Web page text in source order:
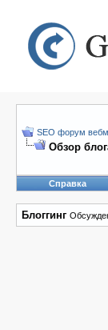
SEO форум
Обзор
Справка
Блоггинг